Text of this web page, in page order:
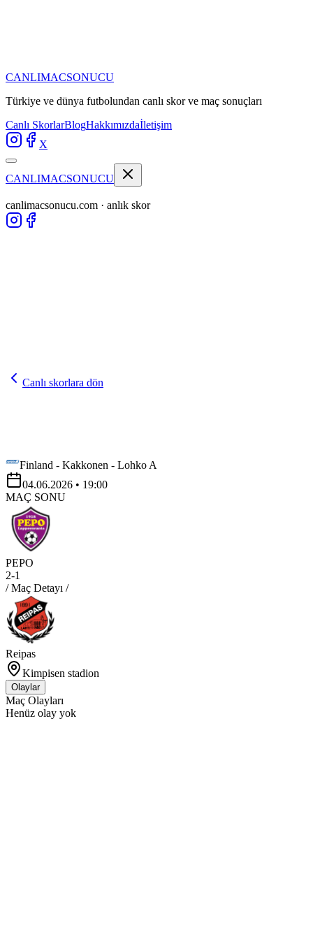
CANLIMACSONUCU
Türkiye ve dünya futbolundan canlı skor ve maç sonuçları
Canlı SkorlarBlogHakkımızdaİletişim
X
CANLIMACSONUCU
canlimacsonucu.com · anlık skor
Canlı skorlara dön
Finland - Kakkonen - Lohko A
04.06.2026 • 19:00
MAÇ SONU
PEPO
2-1
/ Maç Detayı /
Reipas
Kimpisen stadion
Olaylar
Maç Olayları
Henüz olay yok